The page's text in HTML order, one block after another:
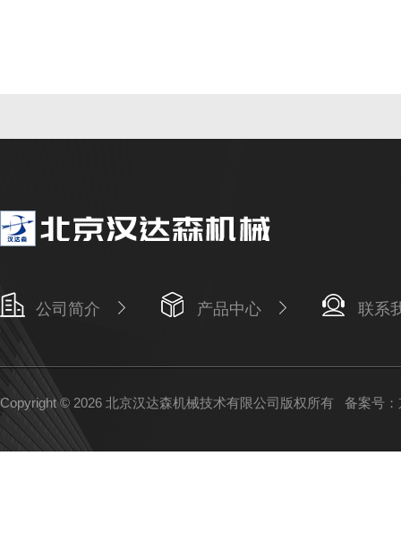
公司简介 产品中心 联系
Copyright © 2026 北京汉达森机械技术有限公司版权所有 备案号：